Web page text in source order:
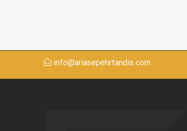
info@ariasepehrtandis.com